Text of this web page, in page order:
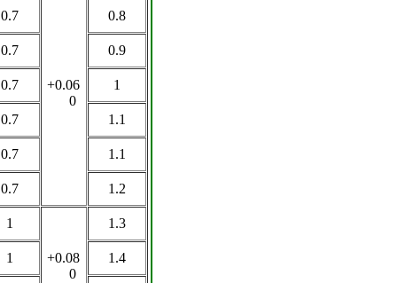
+0.06
0
0.7 0.8
0.7 0.9
0.7 1
0.7 1.1
0.7 1.1
0.7 1.2
1
+0.08
0
1.3
1 1.4